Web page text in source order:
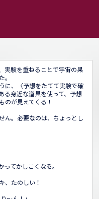
実験を重ねることで宇宙の果
に、〈予想をたてて実験で確
る身近な道具を使って、予想
のが見えてくる！
ん。必要なのは、ちょっとし
てかしこくなる。
、たのしい！